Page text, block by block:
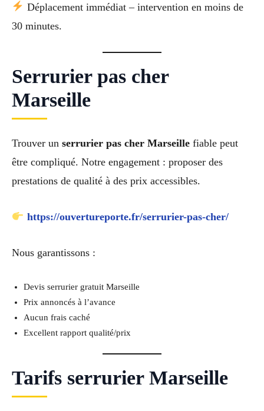
Déplacement immédiat – intervention en moins de
30 minutes.
Serrurier pas cher
Marseille
Trouver un serrurier pas cher Marseille fiable peut
être compliqué. Notre engagement : proposer des
prestations de qualité à des prix accessibles.
https://ouvertureporte.fr/serrurier-pas-cher/
Nous garantissons :
Devis serrurier gratuit Marseille
Prix annoncés à l’avance
Aucun frais caché
Excellent rapport qualité/prix
Tarifs serrurier Marseille